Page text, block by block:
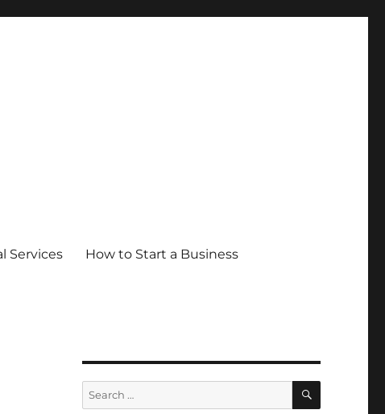
Services How to Start a Business
Search
for:
SEARCH